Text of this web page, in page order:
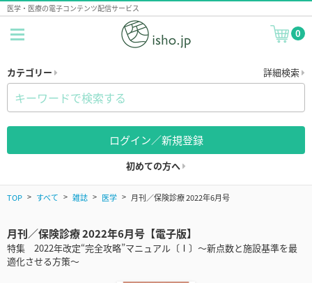
医学・医療の電子コンテンツ配信サービス
0
カテゴリー 詳細検索
ログイン／新規登録
初めての方へ
TOP すべて 雑誌 医学 月刊／保険診療 2022年6月号
月刊／保険診療 2022年6月号【電子版】
特集 2022年改定“完全攻略”マニュアル〔Ⅰ〕～新点数と施設基準を最
適化させる方策～